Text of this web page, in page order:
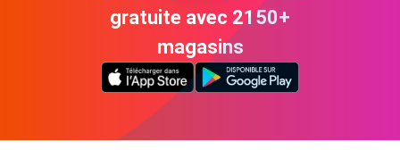
gratuite avec 2150+
magasins